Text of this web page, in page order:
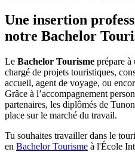
Une insertion
notre Bachelor
Le Bachelor Tourisme prépare à
chargé de projets touristiques,
accueil, agent de voyage, ou
Grâce à l’accompagnement
partenaires, les diplômés de
place sur le marché du travail.
Tu souhaites travailler dans le
en Bachelor Tourisme à l'École